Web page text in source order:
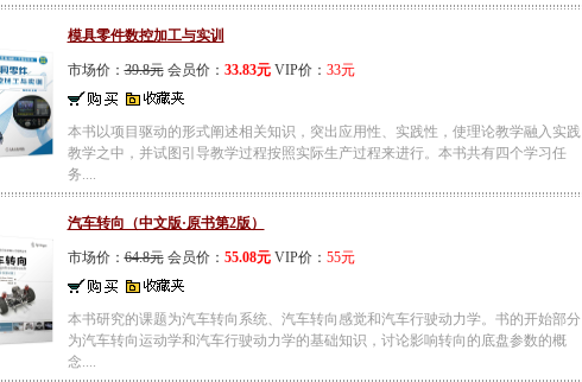
模具零件数控加工与实训
市场价：39.8元会员价： 33.83元VIP价： 33元
本书以项目驱动的形式阐述相关知识，突出应用性、实践性，使理论教学融入实践
教学之中，并试图引导教学过程按照实际生产过程来进行。本书共有四个学习任
务....
汽车转向（中文版·原书第2版）
市场价：64.8元会员价： 55.08元VIP价： 55元
本书研究的课题为汽车转向系统、汽车转向感觉和汽车行驶动力学。书的开始部分
为汽车转向运动学和汽车行驶动力学的基础知识，讨论影响转向的底盘参数的概
念....